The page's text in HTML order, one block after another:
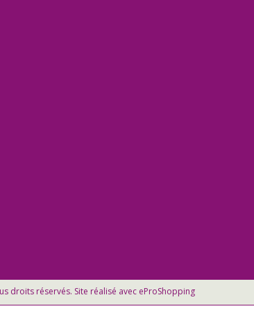
droits réservés. Site réalisé avec eProShopping